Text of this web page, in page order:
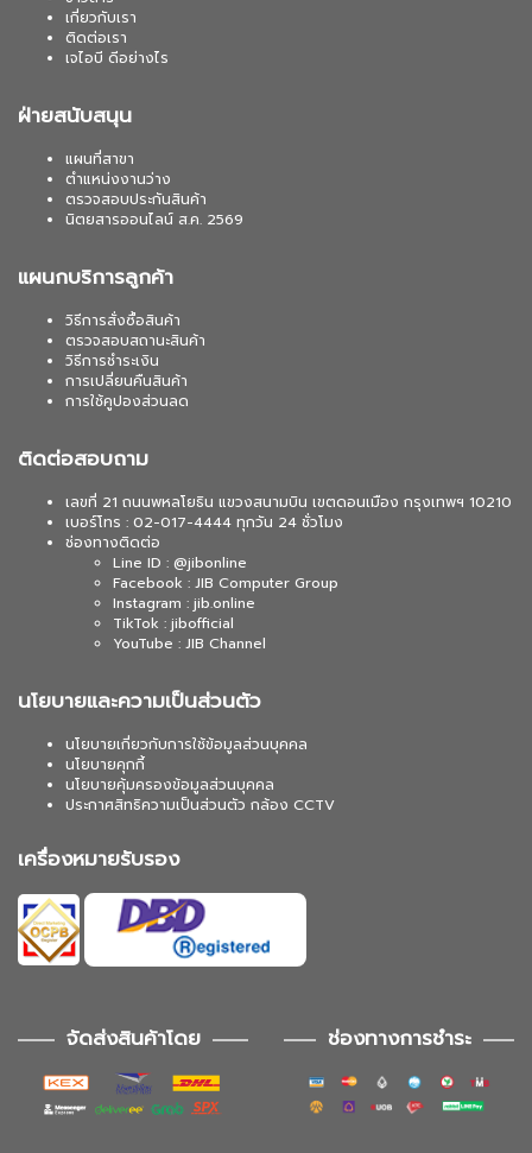
เกี่ยวกับเรา
ติดต่อเรา
เจไอบี ดีอย่างไร
ฝ่ายสนับสนุน
แผนที่สาขา
ตำแหน่งงานว่าง
ตรวจสอบประกันสินค้า
นิตยสารออนไลน์ ส.ค. 2569
แผนกบริการลูกค้า
วิธีการสั่งซื้อสินค้า
ตรวจสอบสถานะสินค้า
วิธีการชำระเงิน
การเปลี่ยนคืนสินค้า
การใช้คูปองส่วนลด
ติดต่อสอบถาม
เลขที่ 21 ถนนพหลโยธิน แขวงสนามบิน เขตดอนเมือง กรุงเทพฯ 10210
เบอร์โทร : 02-017-4444 ทุกวัน 24 ชั่วโมง
ช่องทางติดต่อ
Line ID : @jibonline
Facebook : JIB Computer Group
Instagram : jib.online
TikTok : jibofficial
YouTube : JIB Channel
นโยบายและความเป็นส่วนตัว
นโยบายเกี่ยวกับการใช้ข้อมูลส่วนบุคคล
นโยบายคุกกี้
นโยบายคุ้มครองข้อมูลส่วนบุคคล
ประกาศสิทธิความเป็นส่วนตัว กล้อง CCTV
เครื่องหมายรับรอง
จัดส่งสินค้าโดย ช่องทางการชำระ